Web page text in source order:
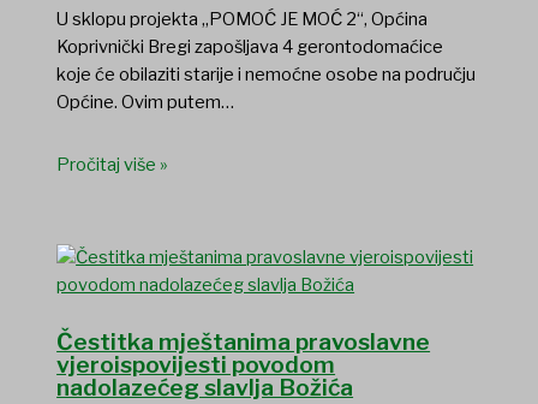
U sklopu projekta „POMOĆ JE MOĆ 2“, Općina
Koprivnički Bregi zapošljava 4 gerontodomaćice
koje će obilaziti starije i nemoćne osobe na području
Općine. Ovim putem…
Pročitaj više »
Čestitka mještanima pravoslavne
vjeroispovijesti povodom
nadolazećeg slavlja Božića